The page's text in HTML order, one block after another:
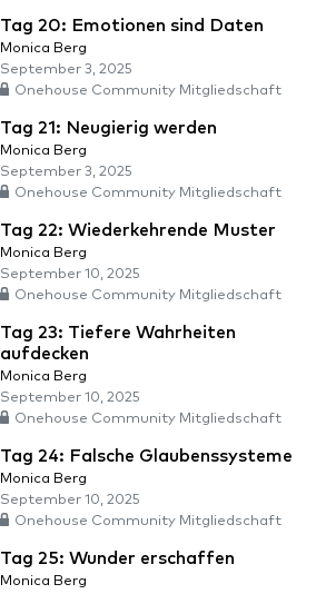
Tag 20: Emotionen sind Daten
Monica Berg
September 3, 2025
Onehouse Community Mitgliedschaft
Tag 21: Neugierig werden
Monica Berg
September 3, 2025
Onehouse Community Mitgliedschaft
Tag 22: Wiederkehrende Muster
Monica Berg
September 10, 2025
Onehouse Community Mitgliedschaft
Tag 23: Tiefere Wahrheiten
aufdecken
Monica Berg
September 10, 2025
Onehouse Community Mitgliedschaft
Tag 24: Falsche Glaubenssysteme
Monica Berg
September 10, 2025
Onehouse Community Mitgliedschaft
Tag 25: Wunder erschaffen
Monica Berg